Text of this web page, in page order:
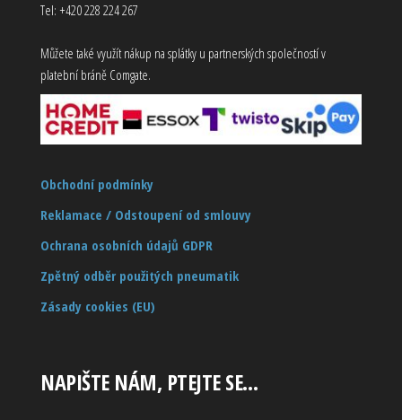
Tel: +420 228 224 267
Můžete také využít nákup na splátky u partnerských společností v
platební bráně Comgate.
Obchodní podmínky
Reklamace / Odstoupení od smlouvy
Ochrana osobních údajů GDPR
Zpětný odběr použitých pneumatik
Zásady cookies (EU)
NAPIŠTE NÁM, PTEJTE SE…